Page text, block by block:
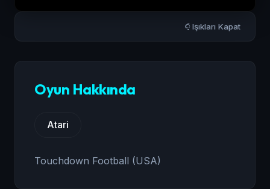
Işıkları Kapat
Oyun Hakkında
Atari
Touchdown Football (USA)